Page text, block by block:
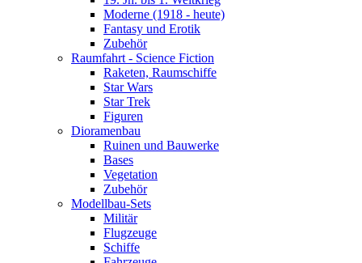
Moderne (1918 - heute)
Fantasy und Erotik
Zubehör
Raumfahrt - Science Fiction
Raketen, Raumschiffe
Star Wars
Star Trek
Figuren
Dioramenbau
Ruinen und Bauwerke
Bases
Vegetation
Zubehör
Modellbau-Sets
Militär
Flugzeuge
Schiffe